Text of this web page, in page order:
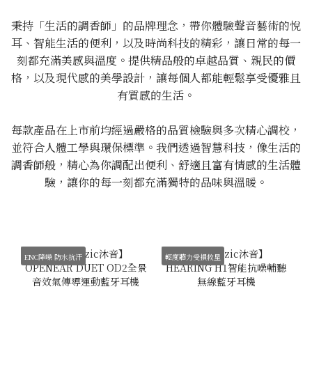
秉持「生活的調香師」的品牌理念，帶你體驗聲音藝術的悅
耳、智能生活的便利，以及時尚科技的精彩，讓日常的每一
刻都充滿美感與溫度。提供精品般的卓越品質、親民的價
格，以及現代感的美學設計，讓每個人都能輕鬆享受優雅且
有質感的生活。
每款產品在上市前均經過嚴格的品質檢驗與多次精心調校，
並符合人體工學與環保標準。我們透過智慧科技，像生活的
調香師般，精心為你調配出便利、舒適且富有情感的生活體
驗，讓你的每一刻都充滿獨特的品味與溫暖。
ENC降噪 防水抗汗 輕度聽力受損救星